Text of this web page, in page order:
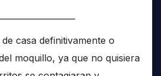
casa definitivamente o
moquillo, ya que no quisiera